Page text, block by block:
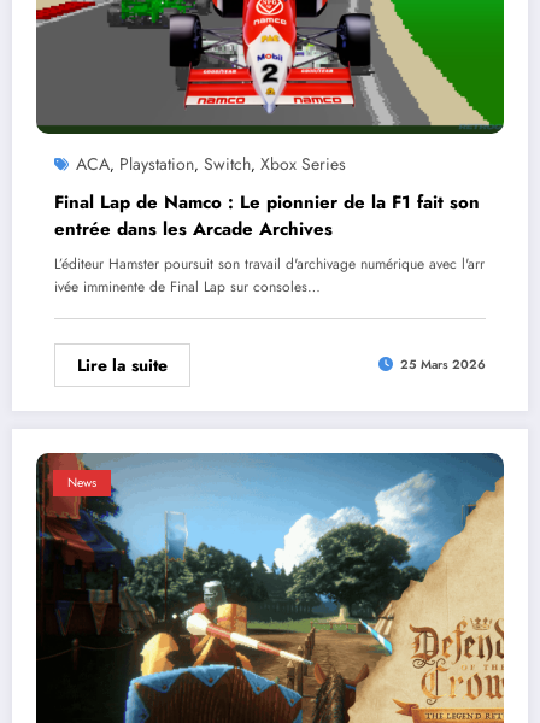
ACA, Playstation, Switch, Xbox Series
Final Lap de Namco : Le pionnier de la F1 fait son
entrée dans les Arcade Archives
L’éditeur Hamster poursuit son travail d'archivage numérique avec l'arr
ivée imminente de Final Lap sur consoles…
Lire la suite 25 Mars 2026
News